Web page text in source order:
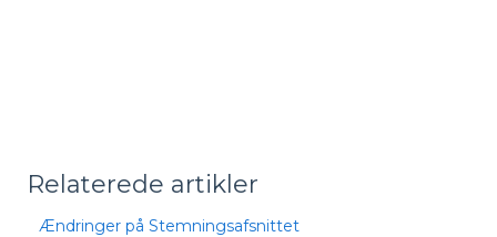
Relaterede artikler
Ændringer på Stemningsafsnittet